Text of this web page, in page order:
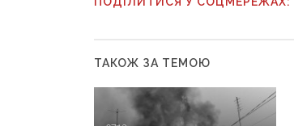
ТАКОЖ ЗА ТЕМОЮ